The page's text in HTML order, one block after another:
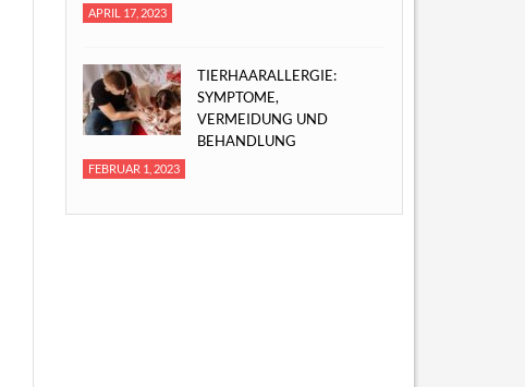
APRIL 17, 2023
TIERHAARALLERGIE:
SYMPTOME,
VERMEIDUNG UND
BEHANDLUNG
FEBRUAR 1, 2023